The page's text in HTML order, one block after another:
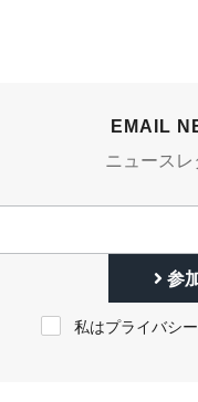
EMAIL
ニュース
参
私はプライバシ